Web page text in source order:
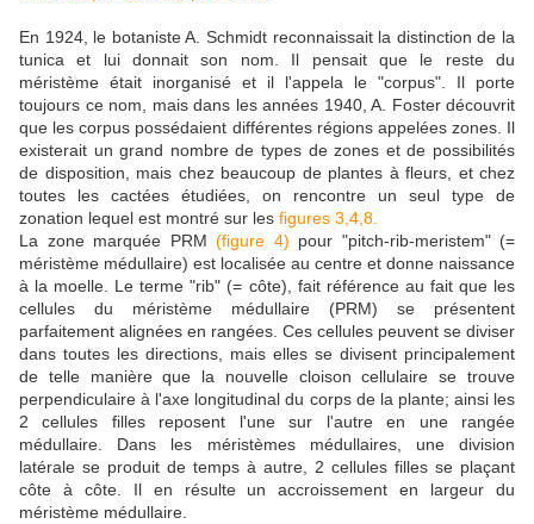
En 1924, le botaniste A. Schmidt reconnaissait la distinction de la
tunica et lui donnait son nom. Il pensait que le reste du
méristème était inorganisé et il l'appela le "corpus". Il porte
toujours ce nom, mais dans les années 1940, A. Foster découvrit
que les corpus possédaient différentes régions appelées zones. Il
existerait un grand nombre de types de zones et de possibilités
de disposition, mais chez beaucoup de plantes à fleurs, et chez
toutes les cactées étudiées, on rencontre un seul type de
zonation lequel est montré sur les figures 3,4,8.
La zone marquée PRM (figure 4) pour "pitch-rib-meristem" (=
méristème médullaire) est localisée au centre et donne naissance
à la moelle. Le terme "rib" (= côte), fait référence au fait que les
cellules du méristème médullaire (PRM) se présentent
parfaitement alignées en rangées. Ces cellules peuvent se diviser
dans toutes les directions, mais elles se divisent principalement
de telle manière que la nouvelle cloison cellulaire se trouve
perpendiculaire à l'axe longitudinal du corps de la plante; ainsi les
2 cellules filles reposent l'une sur l'autre en une rangée
médullaire. Dans les méristèmes médullaires, une division
latérale se produit de temps à autre, 2 cellules filles se plaçant
côte à côte. Il en résulte un accroissement en largeur du
méristème médullaire.